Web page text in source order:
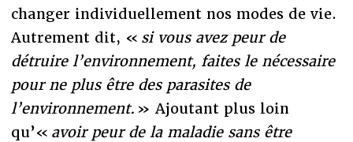
changer individuellement nos modes de vie.
Autrement dit, « si vous avez peur de
détruire l’environnement, faites le nécessaire
pour ne plus être des parasites de
l’environnement. » Ajoutant plus loin
qu’« avoir peur de la maladie sans être